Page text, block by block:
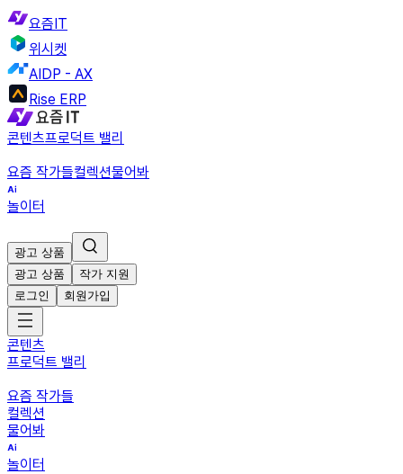
요즘IT
위시켓
AIDP - AX
Rise ERP
콘텐츠프로덕트 밸리
요즘 작가들컬렉션물어봐
놀이터
광고 상품
광고 상품
작가 지원
로그인
회원가입
콘텐츠
프로덕트 밸리
요즘 작가들
컬렉션
물어봐
놀이터